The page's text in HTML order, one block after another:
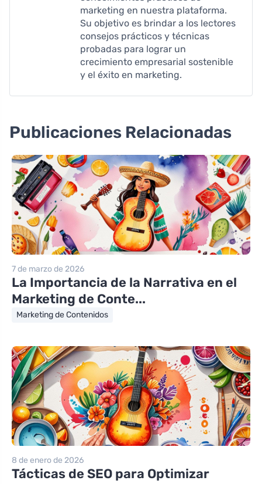
marketing en nuestra plataforma.
Su objetivo es brindar a los lectores
consejos prácticos y técnicas
probadas para lograr un
crecimiento empresarial sostenible
y el éxito en marketing.
Publicaciones Relacionadas
7 de marzo de 2026
La Importancia de la Narrativa en el
Marketing de Conte...
Marketing de Contenidos
8 de enero de 2026
Tácticas de SEO para Optimizar